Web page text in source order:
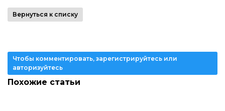
Вернуться к списку
Чтобы комментировать, зарегистрируйтесь или
авторизуйтесь
Похожие статьи